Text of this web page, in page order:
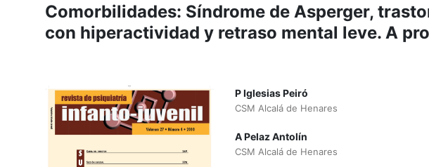
Comorbilidades: Síndrome de Asperger,
con hiperactividad y retraso mental leve. A
P Iglesias Peiró
CSM Alcalá de Henares
A Pelaz Antolín
CSM Alcalá de Henares